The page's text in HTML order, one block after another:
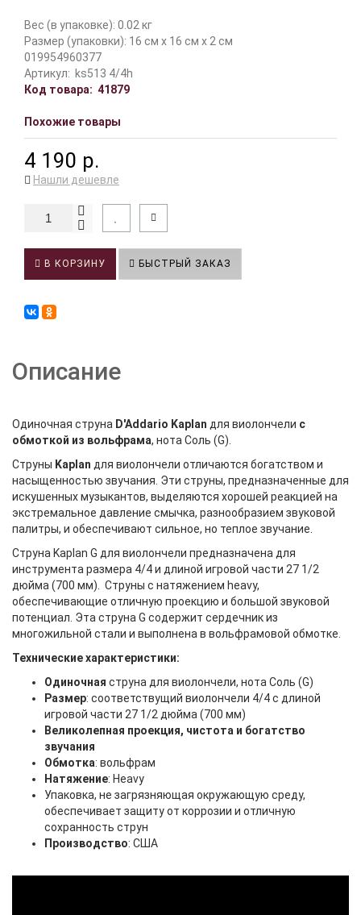
Вес (в упаковке): 0.02 кг
Размер (упаковки): 16 см x 16 см x 2 см
019954960377
Артикул: ks513 4/4h
Код товара: 41879
Похожие товары
4 190 р.
Нашли дешевле
В КОРЗИНУ БЫСТРЫЙ ЗАКАЗ
Описание
Одиночная струна D'Addario Kaplan для виолончели с
обмоткой из вольфрама, нота Соль (G).
Струны Kaplan для виолончели отличаются богатством и
насыщенностью звучания. Эти струны, предназначенные для
искушенных музыкантов, выделяются хорошей реакцией на
экстремальное давление смычка, разнообразием звуковой
палитры, и обеспечивают сильное, но теплое звучание.
Струна Kaplan G для виолончели предназначена для
инструмента размера 4/4 и длиной игровой части 27 1/2
дюйма (700 мм). Cтруны с натяжением heavy,
обеспечивающие отличную проекцию и большой звуковой
потенциал. Эта струна G содержит сердечник из
многожильной стали и выполнена в вольфрамовой обмотке.
Технические характеристики:
Одиночная струна для виолончели, нота Соль (G)
Размер: соответствущий виолончели 4/4 с длиной
игровой части 27 1/2 дюйма (700 мм)
Великолепная проекция, чистота и богатство
звучания
Обмотка: вольфрам
Натяжение: Heavy
Упаковка, не загрязняющая окружающую среду,
обеспечивает защиту от коррозии и отличную
сохранность струн
Производство: США